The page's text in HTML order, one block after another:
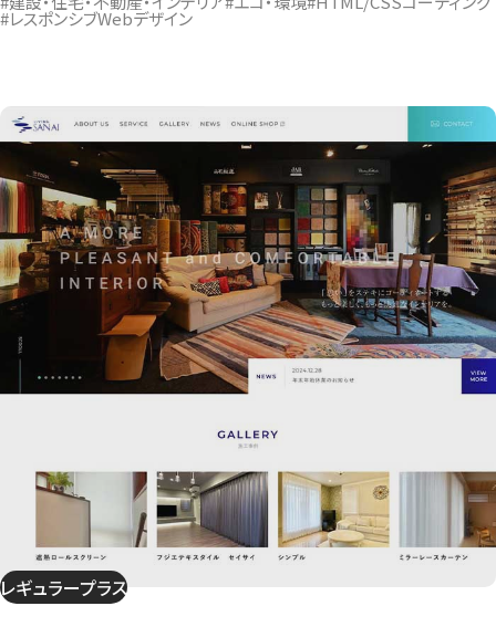
#レスポンシブWebデザイン
レギュラープラス